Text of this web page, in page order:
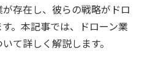
存在し、彼らの戦略がドロ
。本記事では、ドローン業
て詳しく解説します。